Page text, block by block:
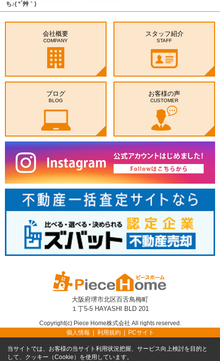
ち♪( *´艸｀)
会社概要
COMPANY
スタッフ紹介
STAFF
ブログ
BLOG
お客様の声
CUSTOMER
大阪府堺市北区百舌鳥梅町
１丁5-5 HAYASHI BLD 201
Copyright(c) Piece Home株式会社 All rights reserved.
個人情報
利用規約 PCサイト
当サイトでは、お客様の当サイト利用状況把握、サービス向上検討を目的と
して、クッキー（Cookie）を使用しています。